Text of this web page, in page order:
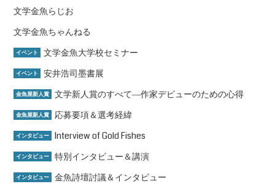
文学金魚らじお
文学金魚ちゃんねる
イベント 文学金魚大学校セミナー
イベント 安井浩司墨書展
金魚屋新人賞 文学新人賞のすべて―作家デビューのための心得
金魚屋新人賞 応募要項＆選考経緯
インタビュー Interview of Gold Fishes
インタビュー 特別インタビュー＆講演
インタビュー 金魚詩壇討議＆インタビュー